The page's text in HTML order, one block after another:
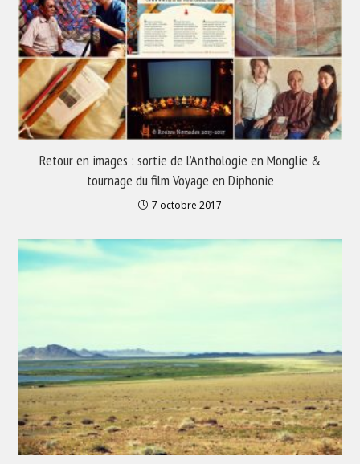
Retour en images : sortie de l’Anthologie en Monglie &
tournage du film Voyage en Diphonie
7 octobre 2017